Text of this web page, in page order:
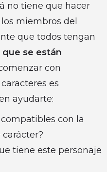
no tiene que hacer
miembros del
que todos tengan
que se están
con
es
ayudarte:
con la
tiene este personaje